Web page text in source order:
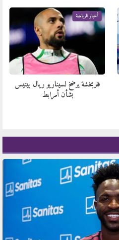
أخبار الرياضة
فنربخشة يرضخ لسيناريو ريال بيتيس
بشأن أمرابط